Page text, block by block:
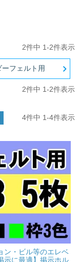
2件中 1-2件表示
フェルト用
2件中 1-2件表示
4件中 1-4件表示
ン・ビル等のエレベ
示に最適】掲示ホル